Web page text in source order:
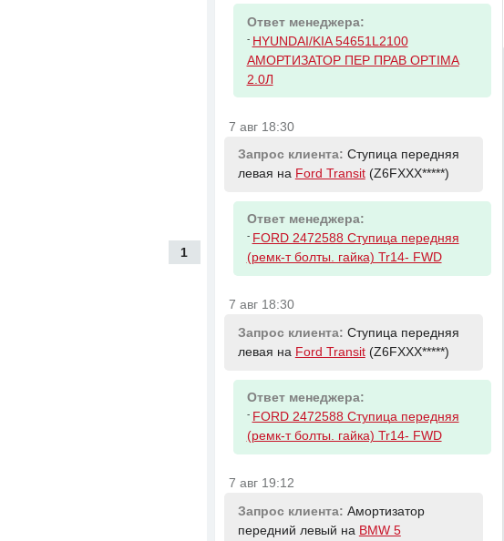
1
Ответ менеджера:
- HYUNDAI/KIA 54651L2100
АМОРТИЗАТОР ПЕР ПРАВ OPTIMA
2.0Л
7 авг 18:30
Запрос клиента: Ступица передняя
левая на Ford Transit(Z6FXXX*****)
Ответ менеджера:
- FORD 2472588 Ступица передняя
(ремк-т болты. гайка) Tr14- FWD
7 авг 18:30
Запрос клиента: Ступица передняя
левая на Ford Transit(Z6FXXX*****)
Ответ менеджера:
- FORD 2472588 Ступица передняя
(ремк-т болты. гайка) Tr14- FWD
7 авг 19:12
Запрос клиента: Амортизатор
передний левый на BMW 5